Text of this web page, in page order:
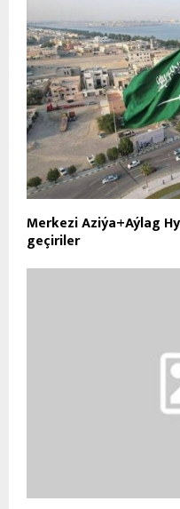
Merkezi Aziýa+Aýlag
geçiriler